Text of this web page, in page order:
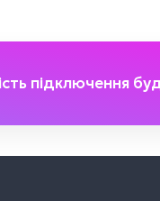
підключення